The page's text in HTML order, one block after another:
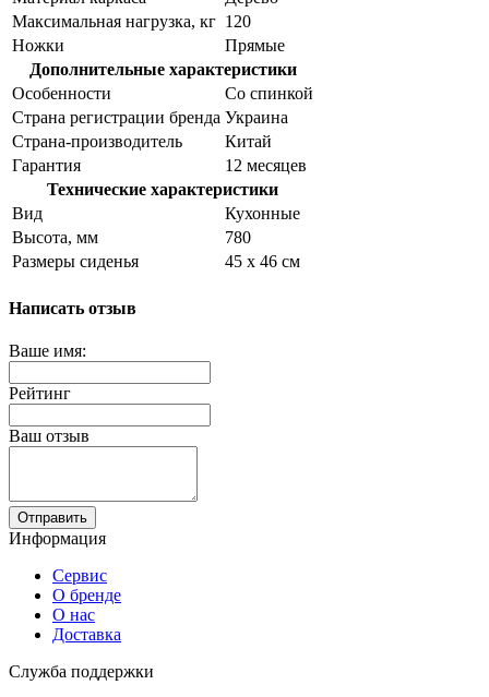
Максимальная нагрузка, кг 120
Ножки
Прямые
Дополнительные характеристики
Особенности
Со спинкой
Страна регистрации бренда Украина
Страна-производитель
Китай
Гарантия
12 месяцев
Технические характеристики
Вид
Кухонные
Высота, мм
780
Размеры сиденья
45 х 46 см
Написать отзыв
Ваше имя:
Рейтинг
Ваш отзыв
Отправить
Информация
Сервис
О бренде
О нас
Доставка
Служба поддержки